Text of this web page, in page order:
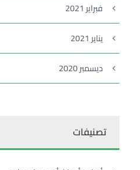
فبراير 2021
يناير 2021
ديسمبر 2020
تصنيفات